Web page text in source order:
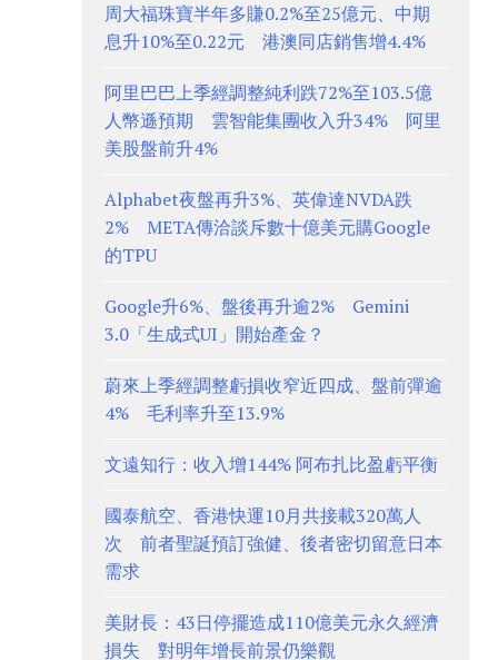
周大福珠寶半年多賺0.2%至25億元、中期
息升10%至0.22元 港澳同店銷售增4.4%
阿里巴巴上季經調整純利跌72%至103.5億
人幣遜預期 雲智能集團收入升34% 阿里
美股盤前升4%
Alphabet夜盤再升3%、英偉達NVDA跌
2% META傳洽談斥數十億美元購Google
的TPU
Google升6%、盤後再升逾2% Gemini
3.0「生成式UI」開始產金？
蔚來上季經調整虧損收窄近四成、盤前彈逾
4% 毛利率升至13.9%
文遠知行：收入增144% 阿布扎比盈虧平衡
國泰航空、香港快運10月共接載320萬人
次 前者聖誕預訂強健、後者密切留意日本
需求
美財長：43日停擺造成110億美元永久經濟
損失 對明年增長前景仍樂觀